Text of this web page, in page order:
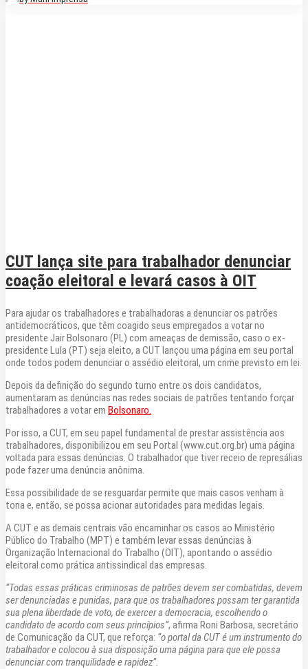
CUT lança site para trabalhador denunciar
coação eleitoral e levará casos à OIT
Para ajudar os trabalhadores e trabalhadoras a denunciar os patrões
antidemocráticos, que têm coagido seus empregados a votar no
presidente Jair Bolsonaro (PL) com ameaças de demissão, caso o ex-
presidente Lula (PT) seja eleito, a CUT lançou uma página em seu portal
onde todos podem denunciar o assédio eleitoral, um crime previsto em lei.
Depois da definição do segundo turno entre os dois candidatos,
aumentaram as denúncias nas redes sociais de patrões tentando forçar
trabalhadores a votar em Bolsonaro.
Por isso, a CUT, em seu papel fundamental de prestar assistência aos
trabalhadores, disponibilizou em seu Portal (www.cut.org.br) uma página
voltada para essas denúncias. O trabalhador que tiver receio de represálias
pode fazer uma denúncia anônima.
Essa possibilidade de se resguardar permite que mais casos venham à
tona e, então, se possa acionar autoridades para medidas legais.
A CUT e as demais centrais vão encaminhar os casos ao Ministério
Público do Trabalho (MPT) e também levar essas denúncias à
Organização Internacional do Trabalho (OIT), apontando o assédio
eleitoral como prática antissindical das empresas.
“Todas essas práticas criminosas de patrões devem ser combatidas, devem
ser denunciadas e punidas, para que os trabalhadores possam ter garantida
sua plena liberdade de voto, de exercer a democracia, escolhendo o
candidato de acordo com seus princípios”, afirma Roni Barbosa, secretário
de Comunicação da CUT, que reforça: “o portal da CUT é um instrumento do
trabalhador e colocou à sua disposição uma página para que ele possa
denunciar com tranquilidade e rapidez”.